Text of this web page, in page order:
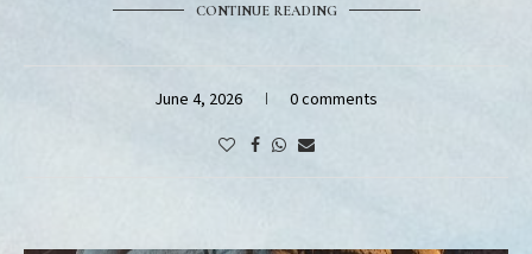
CONTINUE READING
June 4, 2026 0 comments